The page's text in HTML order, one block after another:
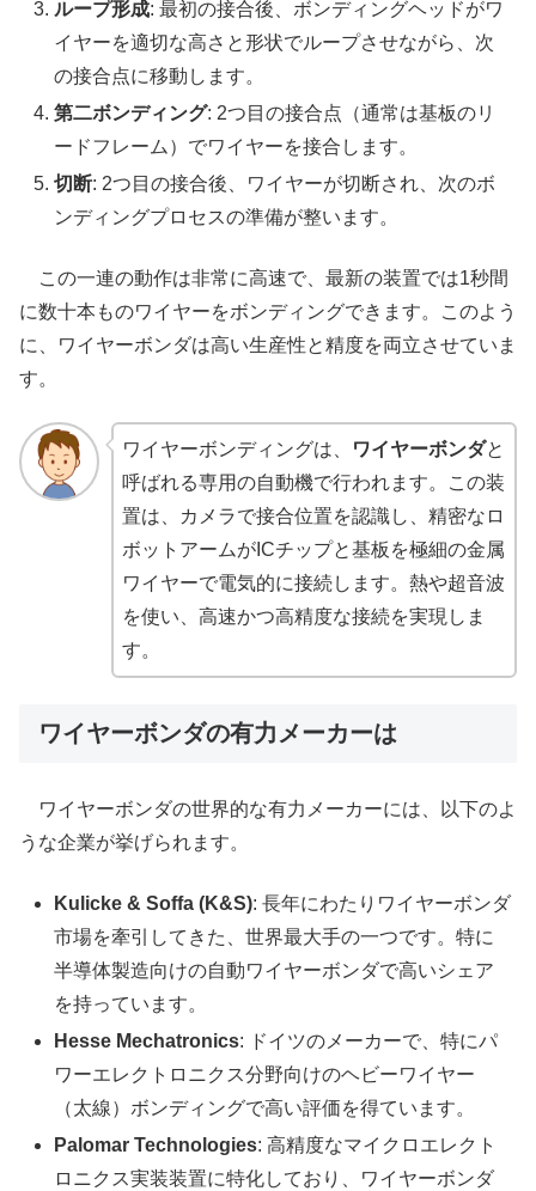
ループ形成: 最初の接合後、ボンディングヘッドがワ
イヤーを適切な高さと形状でループさせながら、次
の接合点に移動します。
第二ボンディング: 2つ目の接合点（通常は基板のリ
ードフレーム）でワイヤーを接合します。
切断: 2つ目の接合後、ワイヤーが切断され、次のボ
ンディングプロセスの準備が整います。
この一連の動作は非常に高速で、最新の装置では1秒間
に数十本ものワイヤーをボンディングできます。このよう
に、ワイヤーボンダは高い生産性と精度を両立させていま
す。
ワイヤーボンディングは、 ワイヤーボンダと
呼ばれる専用の自動機で行われます。この装
置は、カメラで接合位置を認識し、精密なロ
ボットアームがICチップと基板を極細の金属
ワイヤーで電気的に接続します。熱や超音波
を使い、高速かつ高精度な接続を実現しま
す。
ワイヤーボンダの有力メーカーは
ワイヤーボンダの世界的な有力メーカーには、以下のよ
うな企業が挙げられます。
Kulicke & Soffa (K&S): 長年にわたりワイヤーボンダ
市場を牽引してきた、世界最大手の一つです。特に
半導体製造向けの自動ワイヤーボンダで高いシェア
を持っています。
Hesse Mechatronics: ドイツのメーカーで、特にパ
ワーエレクトロニクス分野向けのヘビーワイヤー
（太線）ボンディングで高い評価を得ています。
Palomar Technologies: 高精度なマイクロエレクト
ロニクス実装装置に特化しており、ワイヤーボンダ